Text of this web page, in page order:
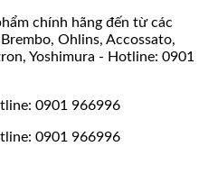
chính hãng đến từ các
Ohlins, Accossato,
Yoshimura - Hotline: 0901
0901 966996
0901 966996